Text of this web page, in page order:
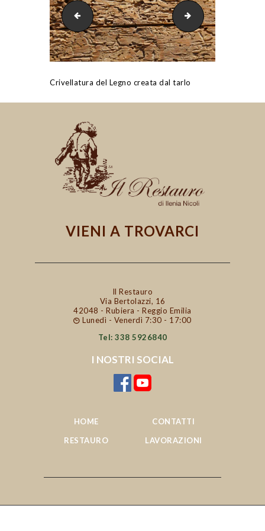
Trattamento Antitarlo Credem Reggio Emilia | IL
Tarlo Legno | IL
Crivellatura del Legno creata dal tarlo
VIENI A TROVARCI
Il Restauro
Via Bertolazzi, 16
42048 - Rubiera - Reggio Emilia
Lunedì - Venerdì 7:30 - 17:00
Tel: 338 5926840
I NOSTRI SOCIAL
HOME
CONTATTI
RESTAURO
LAVORAZIONI